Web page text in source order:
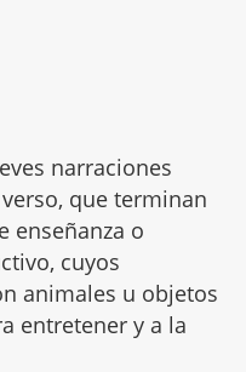
narraciones
que terminan
enseñanza o
cuyos
animales u objetos
entretener y a la